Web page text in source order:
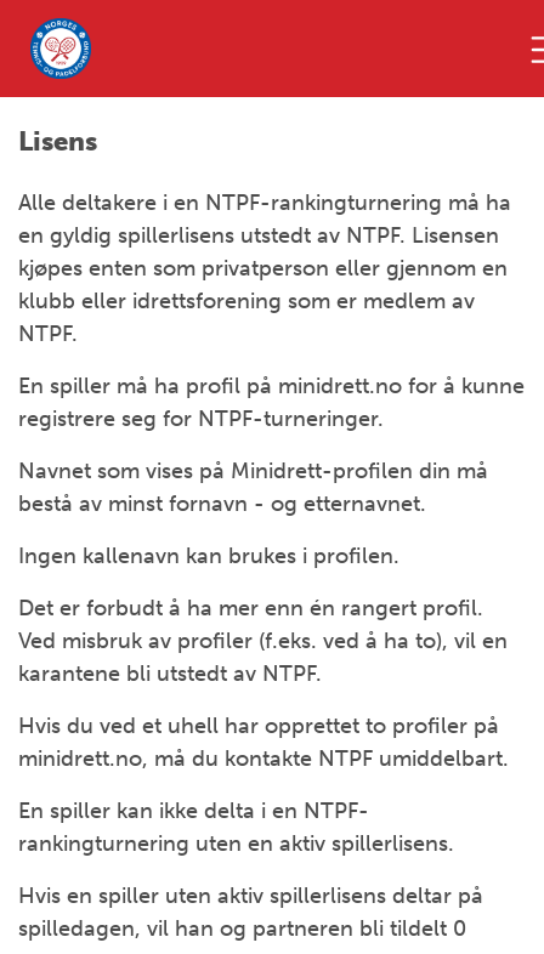
Lisens
Alle deltakere i en NTPF-rankingturnering må ha
en gyldig spillerlisens utstedt av NTPF. Lisensen
kjøpes enten som privatperson eller gjennom en
klubb eller idrettsforening som er medlem av
NTPF.
En spiller må ha profil på minidrett.no for å kunne
registrere seg for NTPF-turneringer.
Navnet som vises på Minidrett-profilen din må
bestå av minst fornavn - og etternavnet.
Ingen kallenavn kan brukes i profilen.
Det er forbudt å ha mer enn én rangert profil.
Ved misbruk av profiler (f.eks. ved å ha to), vil en
karantene bli utstedt av NTPF.
Hvis du ved et uhell har opprettet to profiler på
minidrett.no, må du kontakte NTPF umiddelbart.
En spiller kan ikke delta i en NTPF-
rankingturnering uten en aktiv spillerlisens.
Hvis en spiller uten aktiv spillerlisens deltar på
spilledagen, vil han og partneren bli tildelt 0